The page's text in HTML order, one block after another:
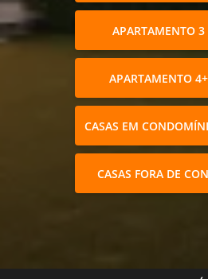
APARTAMENTO
APARTAMENTO
CASAS EM
CASAS FORA DE